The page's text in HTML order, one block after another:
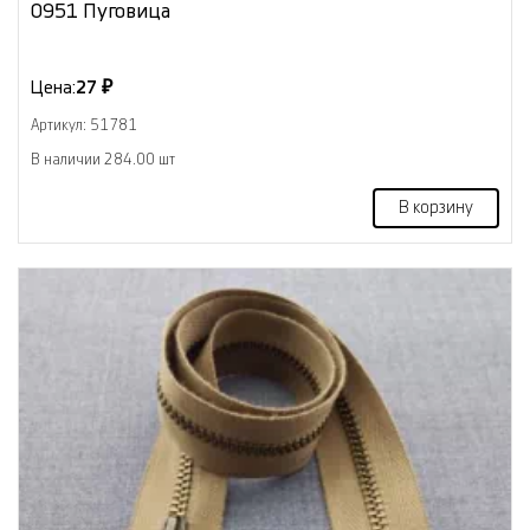
0951 Пуговица
Цена:27 ₽
Артикул: 51781
В наличии 284.00 шт
В корзину